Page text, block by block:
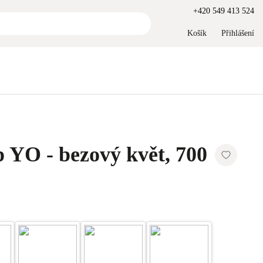
+420 549 413 524
Košík Přihlášení
YO - bezový květ, 700